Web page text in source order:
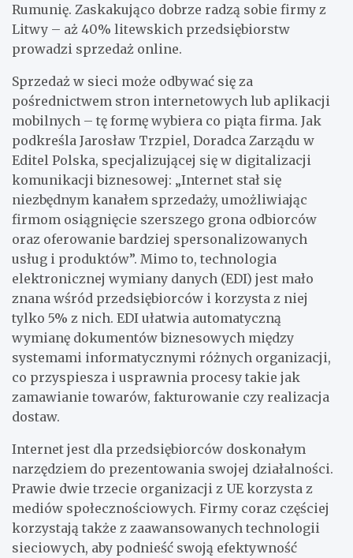
Rumunię. Zaskakująco dobrze radzą sobie firmy z
Litwy – aż 40% litewskich przedsiębiorstw
prowadzi sprzedaż online.
Sprzedaż w sieci może odbywać się za
pośrednictwem stron internetowych lub aplikacji
mobilnych – tę formę wybiera co piąta firma. Jak
podkreśla Jarosław Trzpiel, Doradca Zarządu w
Editel Polska, specjalizującej się w digitalizacji
komunikacji biznesowej: „Internet stał się
niezbędnym kanałem sprzedaży, umożliwiając
firmom osiągnięcie szerszego grona odbiorców
oraz oferowanie bardziej spersonalizowanych
usług i produktów”. Mimo to, technologia
elektronicznej wymiany danych (EDI) jest mało
znana wśród przedsiębiorców i korzysta z niej
tylko 5% z nich. EDI ułatwia automatyczną
wymianę dokumentów biznesowych między
systemami informatycznymi różnych organizacji,
co przyspiesza i usprawnia procesy takie jak
zamawianie towarów, fakturowanie czy realizacja
dostaw.
Internet jest dla przedsiębiorców doskonałym
narzędziem do prezentowania swojej działalności.
Prawie dwie trzecie organizacji z UE korzysta z
mediów społecznościowych. Firmy coraz częściej
korzystają także z zaawansowanych technologii
sieciowych, aby podnieść swoją efektywność